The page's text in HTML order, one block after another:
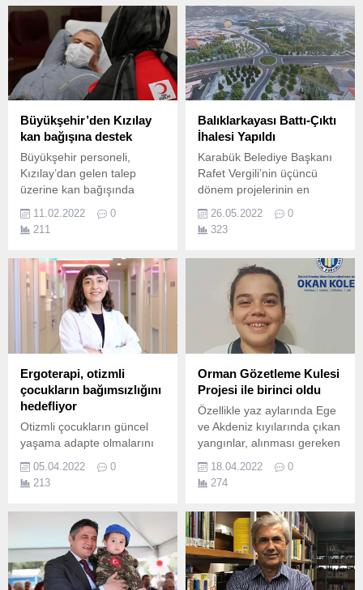
Büyükşehir’den Kızılay
kan bağışına destek
Büyükşehir personeli,
Kızılay’dan gelen talep
üzerine kan bağışında
bulunarak destek verdi.
11.02.2022
0
211
Balıklarkayası Battı-Çıktı
İhalesi Yapıldı
Karabük Belediye Başkanı
Rafet Vergili’nin üçüncü
dönem projelerinin en
önemlisi olan “Kesintisiz
Ulaşım Projesi”nin ilk ayağı
start alıyor.
26.05.2022
0
323
Ergoterapi, otizmli
çocukların bağımsızlığını
hedefliyor
Otizmli çocukların güncel
yaşama adapte olmalarını
olmadan hareket etmesini
amaçlayan ergoterapi
yaşam kalitesini yükseltmeyi
hedefliyor.
05.04.2022
0
213
Orman Gözetleme Kulesi
Projesi ile birinci oldu
Özellikle yaz aylarında Ege
ve Akdeniz kıyılarında çıkan
yangınlar, alınması gereken
konusunu da gündem de
tutuyor.
18.04.2022
0
274